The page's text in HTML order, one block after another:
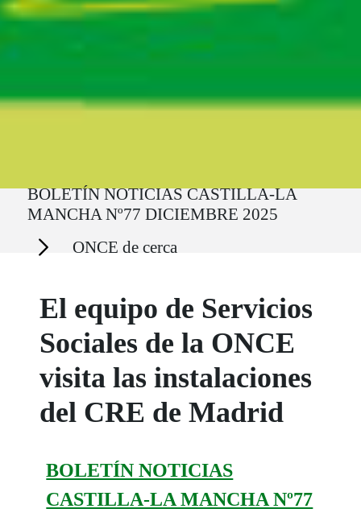
BOLETÍN NOTICIAS CASTILLA-LA
MANCHA Nº77 DICIEMBRE 2025
Secciones ONCE de cerca
El equipo de Servicios
Sociales de la ONCE
visita las instalaciones
del CRE de Madrid
BOLETÍN NOTICIAS
CASTILLA-LA MANCHA Nº77